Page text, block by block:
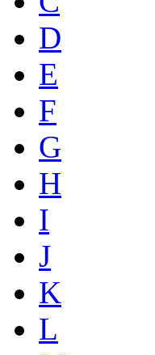
D
E
F
G
H
I
J
K
L